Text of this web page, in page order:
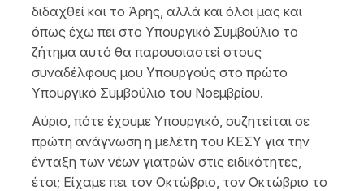
διδαχθεί και το Άρης, αλλά και όλοι μας και
όπως έχω πει στο Υπουργικό Συμβούλιο το
ζήτημα αυτό θα παρουσιαστεί στους
συναδέλφους μου Υπουργούς στο πρώτο
Υπουργικό Συμβούλιο του Νοεμβρίου.
Αύριο, πότε έχουμε Υπουργικό, συζητείται σε
πρώτη ανάγνωση η μελέτη του ΚΕΣΥ για την
ένταξη των νέων γιατρών στις ειδικότητες,
έτσι; Είχαμε πει τον Οκτώβριο, τον Οκτώβριο το